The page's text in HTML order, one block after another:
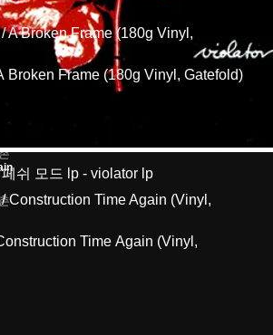
쉬 모드 lp - Music For The Masses lp
쉬 모드 lp - violator lp
Broken Frame (180g Vinyl, Gatefold)
Time Again (Vinyl,